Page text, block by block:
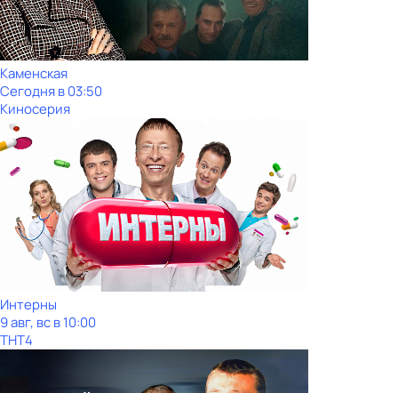
Каменская
Сегодня в 03:50
Киносерия
Интерны
9 авг, вс в 10:00
ТНТ4